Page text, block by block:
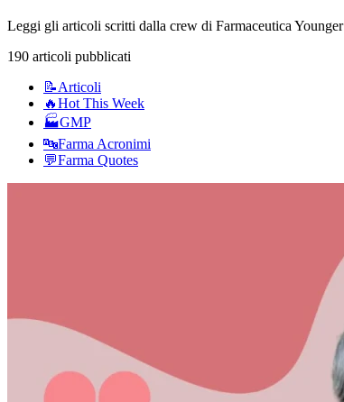
Leggi gli articoli scritti dalla crew di Farmaceutica Younger
190 articoli pubblicati
📝Articoli
🔥Hot This Week
🏭GMP
🔤Farma Acronimi
💬Farma Quotes